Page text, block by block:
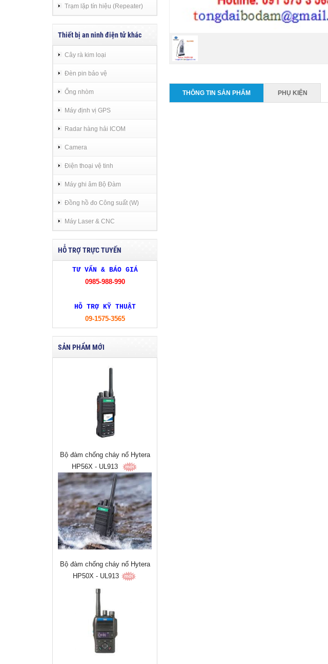
Trạm lặp tín hiệu (Repeater)
Thiết bị an ninh điện tử khác
Cây rà kim loại
Đèn pin bảo vệ
Ống nhòm
Máy định vị GPS
Radar hàng hải ICOM
Camera
Điện thoại vệ tinh
Máy ghi âm Bộ Đàm
Đồng hồ đo Công suất (W)
Máy Laser & CNC
HỖ TRỢ TRỰC TUYẾN
TƯ VẤN & BÁO GIÁ
0985-988-990
HỖ TRỢ KỸ THUẬT
09-1575-3565
SẢN PHẨM MỚI
Bộ đàm chống cháy nổ Hytera
HP56X - UL913
Bộ đàm chống cháy nổ Hytera
HP50X - UL913
THÔNG TIN SẢN PHẨM PHỤ KIỆN